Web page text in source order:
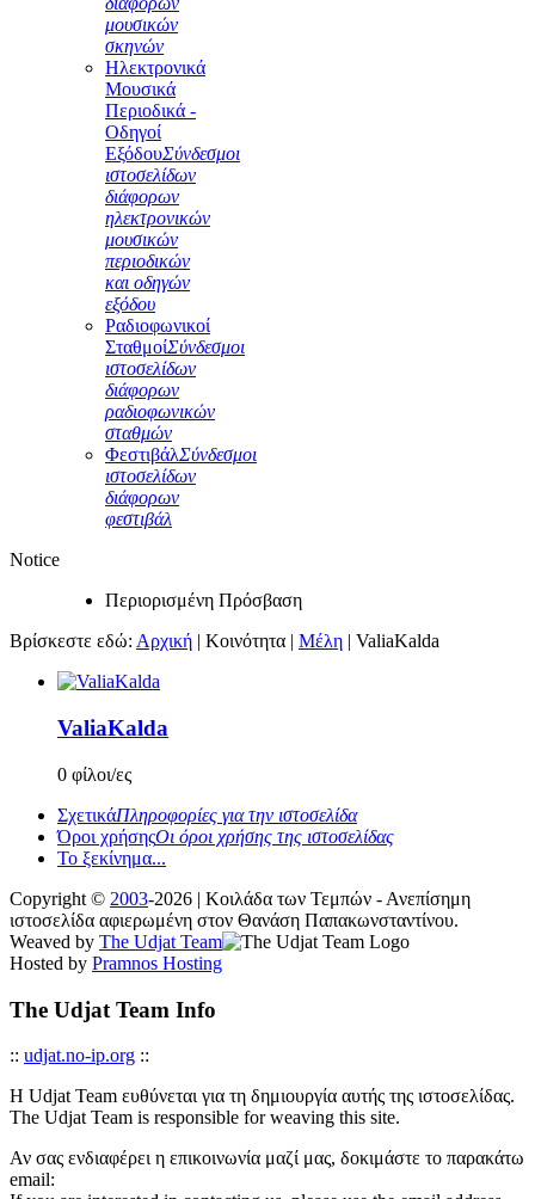
μουσικών
σκηνών
Ηλεκτρονικά
Μουσικά
Περιοδικά -
Οδηγοί
ΕξόδουΣύνδεσμοι
ιστοσελίδων
διάφορων
ηλεκτρονικών
μουσικών
περιοδικών
και οδηγών
εξόδου
Ραδιοφωνικοί
ΣταθμοίΣύνδεσμοι
ιστοσελίδων
διάφορων
ραδιοφωνικών
σταθμών
ΦεστιβάλΣύνδεσμοι
ιστοσελίδων
διάφορων
φεστιβάλ
Notice
Περιορισμένη Πρόσβαση
Βρίσκεστε εδώ: Αρχική | Κοινότητα | Μέλη | ValiaKalda
ValiaKalda
0 φίλοι/ες
ΣχετικάΠληροφορίες για την ιστοσελίδα
Όροι χρήσηςΟι όροι χρήσης της ιστοσελίδας
Το ξεκίνημα...
Copyright © 2003-2026 | Κοιλάδα των Τεμπών - Ανεπίσημη
ιστοσελίδα αφιερωμένη στον Θανάση Παπακωνσταντίνου.
Weaved by The Udjat Team
Hosted by Pramnos Hosting
The Udjat Team Info
:: udjat.no-ip.org ::
Η Udjat Team ευθύνεται για τη δημιουργία αυτής της ιστοσελίδας.
The Udjat Team is responsible for weaving this site.
Αν σας ενδιαφέρει η επικοινωνία μαζί μας, δοκιμάστε το παρακάτω
email: